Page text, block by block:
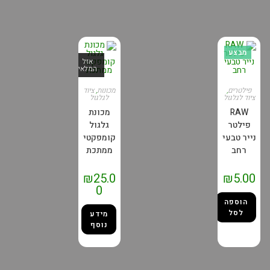
מבצע
פילטרים,
ציוד לגלגול
RAW
פילטר
נייר טבעי
רחב
₪5.00
הוספה
לסל
אזל
המלאי
מכונות,ציוד
לגלגול
מכונת
גלגול
קומפקטי
ממתכת
₪25.0
0
מידע
נוסף